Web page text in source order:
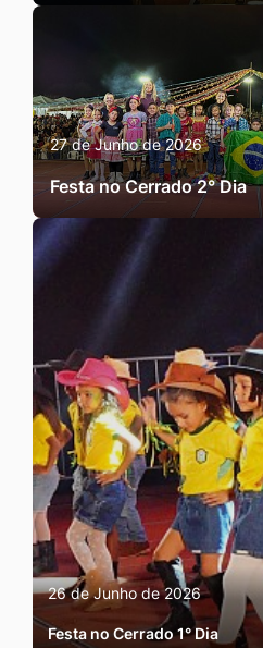
27 de Junho de 2026
Festa no Cerrado 2° Dia
26 de Junho de 2026
Festa no Cerrado 1° Dia